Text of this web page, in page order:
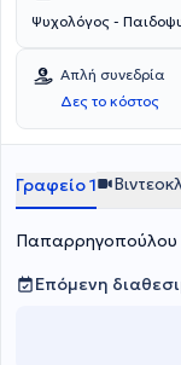
Ψυχολόγος -
Απλή συνεδρία
Δες το κόστος
Γραφείο 1
Παπαρρηγοπούλου
Επόμενη